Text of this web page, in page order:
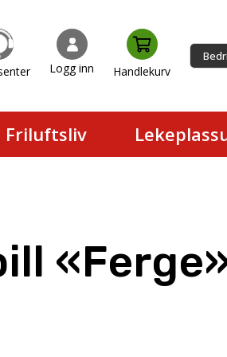
Logg inn Handlekurv
Friluftsliv